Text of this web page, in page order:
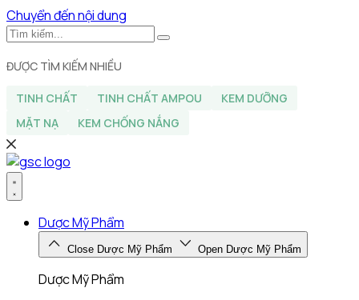
Chuyển đến nội dung
ĐƯỢC TÌM KIẾM NHIỀU
TINH CHẤT TINH CHẤT AMPOU
KEM DƯỠNG
MẶT NẠ
KEM CHỐNG NẮNG
Dược Mỹ Phẩm
Close Dược Mỹ Phẩm Open Dược Mỹ Phẩm
Dược Mỹ Phẩm